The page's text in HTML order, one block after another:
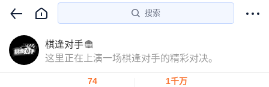
搜索
棋逢对手
这里正在上演一场棋逢对手的精彩对决。
74
1千万